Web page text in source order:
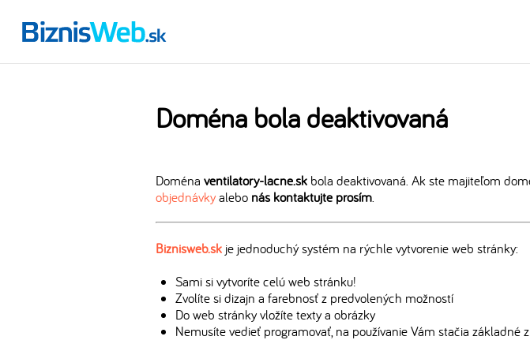
Doména bola deaktivovaná
Doména ventilatory-lacne.sk bola deaktivovaná. Ak ste majiteľom
objednávkyalebo nás kontaktujte prosím
Biznisweb.sk je jednoduchý systém na rýchle vytvorenie web stránky:
Sami si vytvoríte celú web stránku!
Zvolíte si dizajn a farebnosť z predvolených možností
Do web stránky vložíte texty a obrázky
Nemusíte vedieť programovať, na používanie Vám stačia